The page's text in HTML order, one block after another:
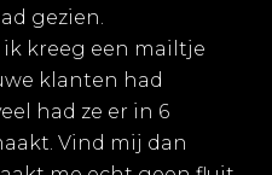
gezien.
kreeg een mailtje
klanten had
had ze er in 6
Vind mij dan